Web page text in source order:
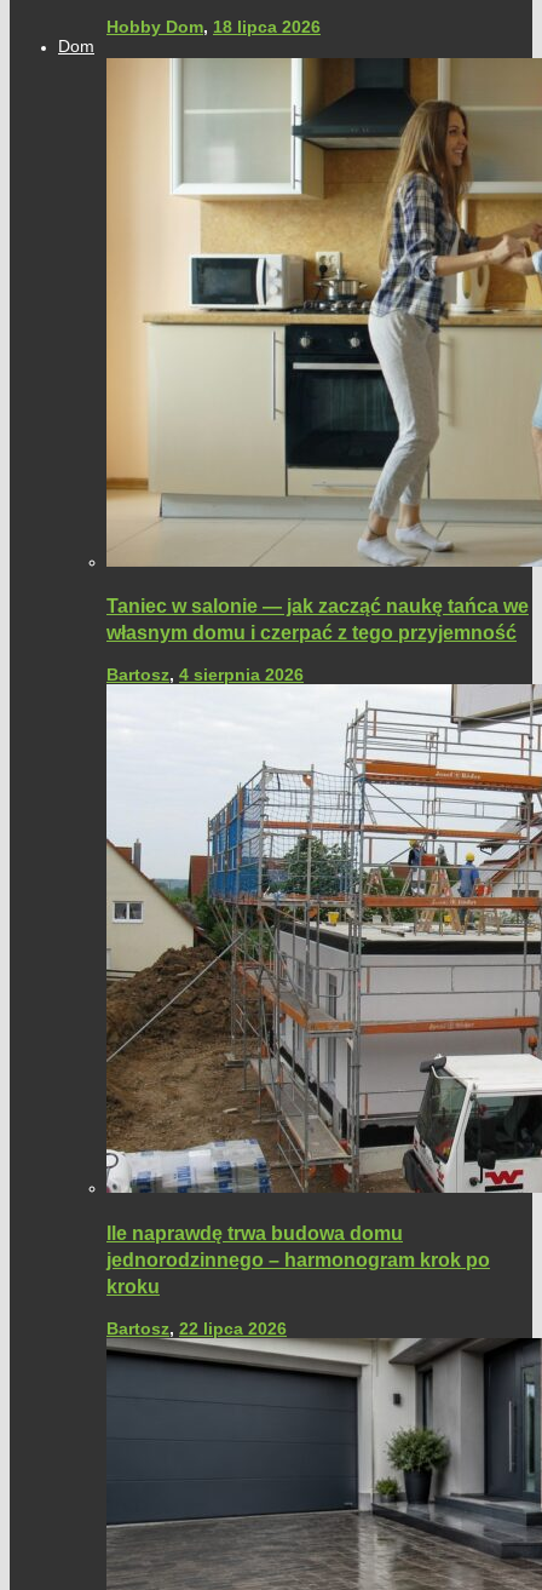
Hobby Dom, 18 lipca 2026
Dom
Taniec w salonie — jak zacząć naukę tańca we
własnym domu i czerpać z tego przyjemność
Bartosz, 4 sierpnia 2026
Ile naprawdę trwa budowa domu
jednorodzinnego – harmonogram krok po
kroku
Bartosz, 22 lipca 2026